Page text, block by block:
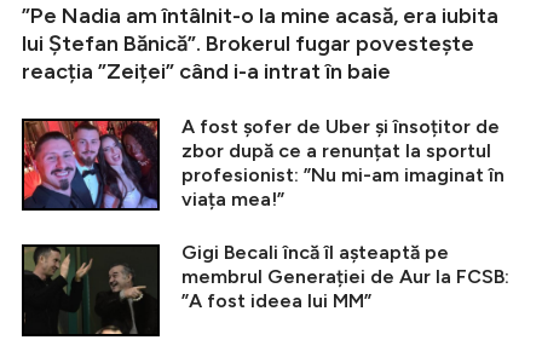
”Pe Nadia am întâlnit-o la mine acasă, era iubita
lui Ștefan Bănică”. Brokerul fugar povestește
reacția ”Zeiței” când i-a intrat în baie
A fost șofer de Uber și însoțitor de
zbor după ce a renunțat la sportul
profesionist: ”Nu mi-am imaginat în
viața mea!”
Gigi Becali încă îl așteaptă pe
membrul Generației de Aur la FCSB:
”A fost ideea lui MM”